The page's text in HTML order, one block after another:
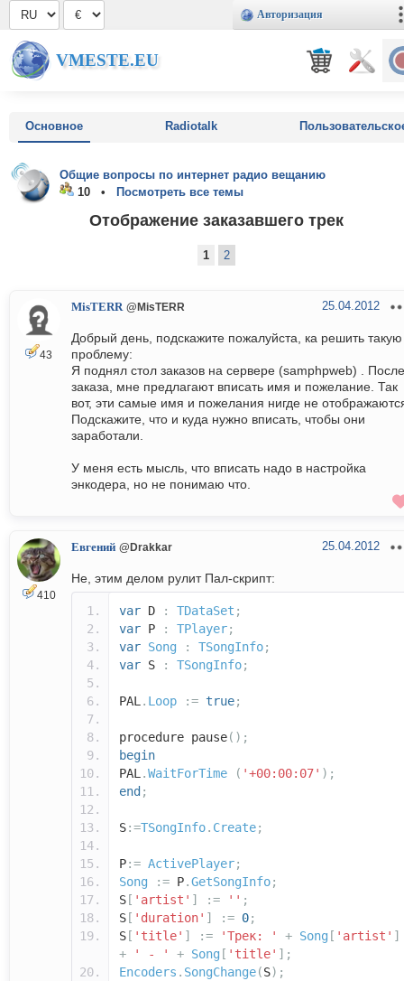
Авторизация
VMESTE.EU
Основное Radiotalk
Общие вопросы по интернет радио вещанию
10 •
Посмотреть все темы
Отображение заказавшего трек
1 2
43
MisTERR @MisTERR 25.04.2012
Добрый день, подскажите пожалуйста, ка решить такую
проблему:
Я поднял стол заказов на сервере (samphpweb) . После
заказа, мне предлагают вписать имя и пожелание. Так
вот, эти самые имя и пожелания нигде не
Подскажите, что и куда нужно вписать, чтобы они
заработали.
У меня есть мысль, что вписать надо в настройка
энкодера, но не понимаю что.
410
Евгений @Drakkar 25.04.2012
Не, этим делом рулит Пал-скрипт:
var D : TDataSet ;
var P : TPlayer;
var Song : TSongInfo;
var S : TSongInfo;
PAL . Loop := true;
procedure pause();
begin
PAL .WaitForTime ( '+00:00:07' );
end ;
S:=TSongInfo. Create;
P:= ActivePlayer;
Song
:= P.GetSongInfo;
S [ 'artist' ] := '' ;
S [ 'duration' ] := 0;
S [ 'title' ] := 'Трек: ' + Song [ 'artist' ]
+
' - ' + Song [ 'title' ];
Encoders . SongChange(S);